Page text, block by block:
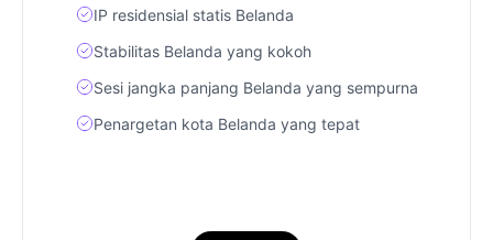
IP residensial statis Belanda
Stabilitas Belanda yang kokoh
Sesi jangka panjang Belanda yang sempurna
Penargetan kota Belanda yang tepat